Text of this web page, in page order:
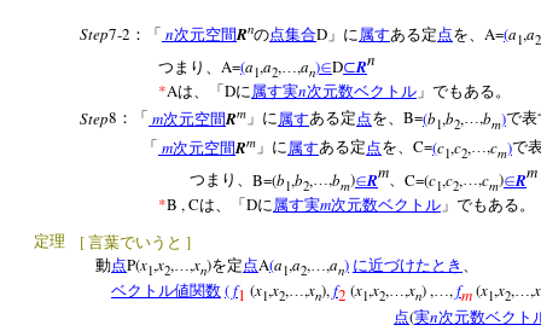
Step7-2 ：「 n次元空間Rnの点集合D 」に 属すある定 点を、 A=(a1,a2
つまり、 A=(a1,a2, ,an)∈D⊂Rn
*Aは、「 Dに属す実n次元数ベクトル 」でもある。
Step8 ：「 m次元空間Rm 」に 属すある定 点を、 B=(b1,b2,…,bm)で表
「 m次元空間Rm 」に 属すある定 点を、 C=(c1,c2,…,cm)
つまり、 B=(b1,b2,…,bm)∈Rm、 C=(c1,c2,…,cm)∈Rm
*B , Cは、「 Dに属す実m次元数ベクトル 」でもある
定理
[ 言葉でいうと ]
動点P(x1,x2,…,xn)を定点A(a1,a2,…,an) に近づけたとき 、
ベクトル値関数 (f1 (x1,x2, ,xn), f2 (x1,x2, ,xn) , , fm(x1,x2, ,x
点(実n次元数ベクト